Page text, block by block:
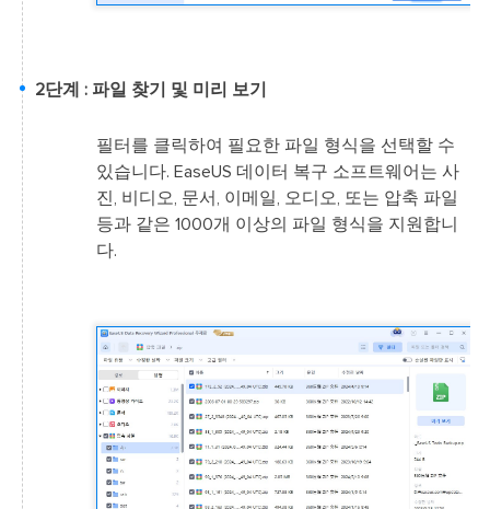
2단계 : 파일 찾기 및 미리 보기
필터를 클릭하여 필요한 파일 형식을 선택할 수
있습니다. EaseUS 데이터 복구 소프트웨어는 사
진, 비디오, 문서, 이메일, 오디오, 또는 압축 파일
등과 같은 1000개 이상의 파일 형식을 지원합니
다.